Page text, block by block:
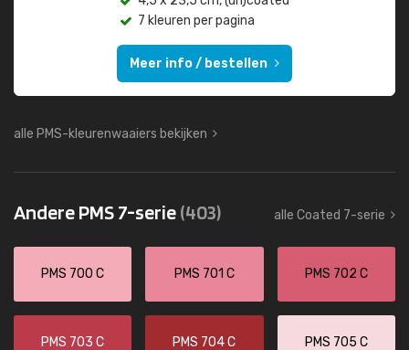
7 kleuren per pagina
Meer info / bestellen
alle PMS-kleurenwaaiers bekijken
Andere PMS 7-serie(403) alle Coated 7-serie
PMS 700 C PMS 701 C PMS 702 C
PMS 703 C PMS 704 C PMS 705 C